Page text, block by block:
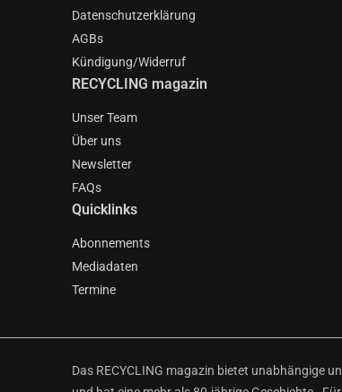
Datenschutzerklärung
AGBs
Kündigung/Widerruf
RECYCLING magazin
Unser Team
Über uns
Newsletter
FAQs
Quicklinks
Abonnements
Mediadaten
Termine
Das RECYCLING magazin bietet unabhängige